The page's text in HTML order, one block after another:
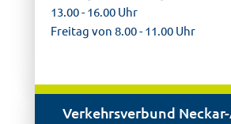
13.00 - 16.00 Uhr
Freitag von 8.00 - 11.00 Uhr
Verkehrsverbund